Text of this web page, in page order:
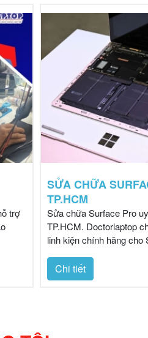
trợ
SỬA CHỮA
TP.HCM
Sửa chữa Surface Pro
TP.HCM. Doctorlaptop
linh kiện chính hãng cho
Chi tiết